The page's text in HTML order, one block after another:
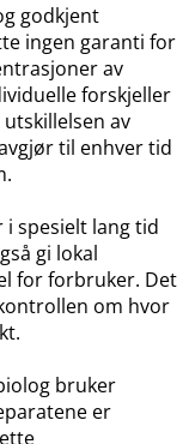
godkjent
ingen garanti for
av
forskjeller
av
til enhver tid
spesielt lang tid
gi lokal
for forbruker. Det
om hvor
bruker
er